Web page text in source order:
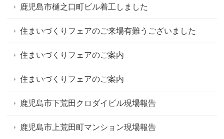
鹿児島市樋之口町ビル着工しました
住まいづくりフェアのご来場有難うございました
住まいづくりフェアのご案内
住まいづくりフェアのご案内
鹿児島市下荒田クロダイビル現場報告
鹿児島市上荒田町マンション現場報告